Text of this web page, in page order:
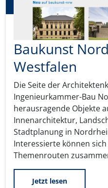
Baukunst
Westfalen
Die Seite der
Ingenieurkammer-Bau
herausragende Objekte
Innenarchitektur,
Stadtplanung in
Interessierte können
Themenrouten
Jetzt lesen